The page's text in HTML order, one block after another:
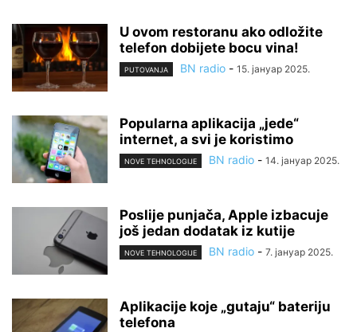
U ovom restoranu ako odložite
telefon dobijete bocu vina!
PUTOVANJA BN radio - 15. јануар 2025.
Popularna aplikacija „jede“
internet, a svi je koristimo
NOVE TEHNOLOGIJE BN radio - 14. јануар 2025.
Poslije punjača, Apple izbacuje
još jedan dodatak iz kutije
NOVE TEHNOLOGIJE BN radio - 7. јануар 2025.
Aplikacije koje „gutaju“ bateriju
telefona